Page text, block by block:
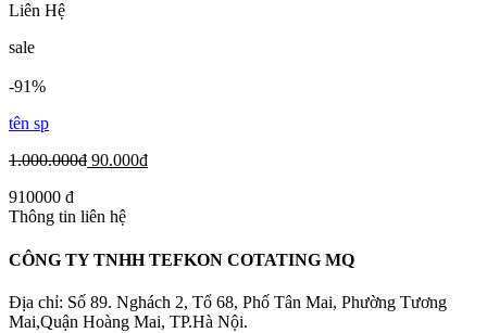
Liên Hệ
sale
-91%
tên sp
1.000.000đ 90.000đ
910000 đ
Thông tin liên hệ
CÔNG TY TNHH TEFKON COTATING MQ
Địa chỉ: Số 89. Nghách 2, Tổ 68, Phố Tân Mai, Phường Tương
Mai,Quận Hoàng Mai, TP.Hà Nội.